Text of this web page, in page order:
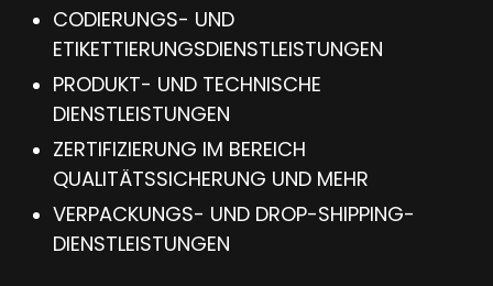
CODIERUNGS- UND
ETIKETTIERUNGSDIENSTLEISTUNGEN
PRODUKT- UND TECHNISCHE
DIENSTLEISTUNGEN
ZERTIFIZIERUNG IM BEREICH
QUALITÄTSSICHERUNG UND MEHR
VERPACKUNGS- UND DROP-SHIPPING-
DIENSTLEISTUNGEN